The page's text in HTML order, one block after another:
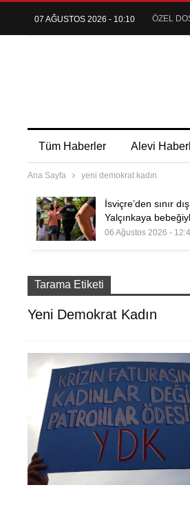
07 AĞUSTOS 2026 - 10:10 ÖZEL
Tüm Haberler Alevi
Ana Sayfa yeni demokrat kadın
İsviçre’den sınır
Yalçınkaya
06 Ağustos 2026 -
Tarama Etiketi
Yeni Demokrat Kadın